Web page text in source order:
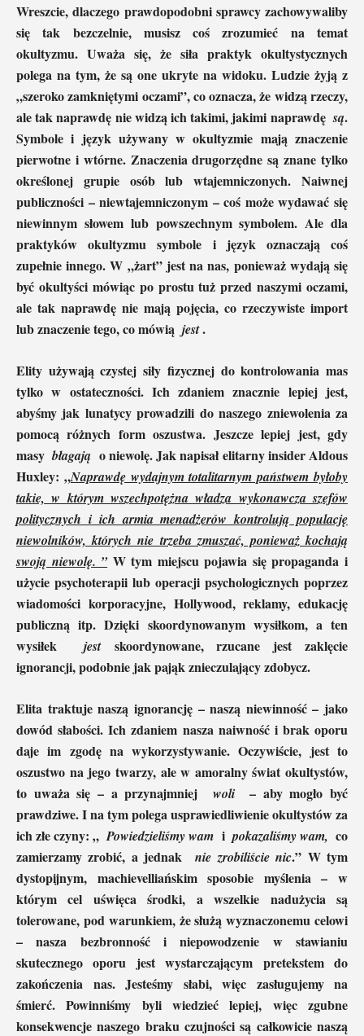
Wreszcie, dlaczego prawdopodobni sprawcy zachowywaliby
się tak bezczelnie, musisz coś zrozumieć na temat
okultyzmu. Uważa się, że siła praktyk okultystycznych
polega na tym, że są one ukryte na widoku. Ludzie żyją z
„szeroko zamkniętymi oczami”, co oznacza, że ​​widzą rzeczy,
ale tak naprawdę nie widzą ich takimi, jakimi naprawdę są.
Symbole i język używany w okultyzmie mają znaczenie
pierwotne i wtórne. Znaczenia drugorzędne są znane tylko
określonej grupie osób lub wtajemniczonych. Naiwnej
publiczności – niewtajemniczonym – coś może wydawać się
niewinnym słowem lub powszechnym symbolem. Ale dla
praktyków okultyzmu symbole i język oznaczają coś
zupełnie innego. W „żart” jest na nas, ponieważ wydają się
być okultyści mówiąc po prostu tuż przed naszymi oczami,
ale tak naprawdę nie mają pojęcia, co rzeczywiste import
lub znaczenie tego, co mówią jest.
Elity używają czystej siły fizycznej do kontrolowania mas
tylko w ostateczności. Ich zdaniem znacznie lepiej jest,
abyśmy jak lunatycy prowadzili do naszego zniewolenia za
pomocą różnych form oszustwa. Jeszcze lepiej jest, gdy
masybłagają o niewolę. Jak napisał elitarny insider Aldous
Huxley: „Naprawdę wydajnym totalitarnym państwem byłoby
takie, w którym wszechpotężna władza wykonawcza szefów
politycznych i ich armia menadżerów kontrolują populację
niewolników, których nie trzeba zmuszać, ponieważ kochają
swoją niewolę. ”W tym miejscu pojawia się propaganda i
użycie psychoterapii lub operacji psychologicznych poprzez
wiadomości korporacyjne, Hollywood, reklamy, edukację
publiczną itp. Dzięki skoordynowanym wysiłkom, a ten
wysiłek jestskoordynowane, rzucane jest zaklęcie
ignorancji, podobnie jak pająk znieczulający zdobycz.
Elita traktuje naszą ignorancję – naszą niewinność – jako
dowód słabości. Ich zdaniem nasza naiwność i brak oporu
daje im zgodę na wykorzystywanie. Oczywiście, jest to
oszustwo na jego twarzy, ale w amoralny świat okultystów,
to uważa się – a przynajmniej woli– aby mogło być
prawdziwe. I na tym polega usprawiedliwienie okultystów za
ich złe czyny: „Powiedzieliśmy wam ipokazaliśmy wam, co
zamierzamy zrobić, a jednaknie zrobiliście nic.” W tym
dystopijnym, machievelliańskim sposobie myślenia – w
którym cel uświęca środki, a wszelkie nadużycia są
tolerowane, pod warunkiem, że służą wyznaczonemu celowi
– nasza bezbronność i niepowodzenie w stawianiu
skutecznego oporu jest wystarczającym pretekstem do
zakończenia nas. Jesteśmy słabi, więc zasługujemy na
śmierć. Powinniśmy byli wiedzieć lepiej, więc zgubne
konsekwencje naszego braku czujności są całkowicie naszą